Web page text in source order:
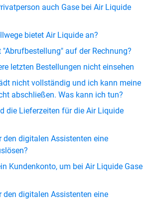
auch Gase bei Air Liquide
bietet Air Liquide an?
"Abrufbestellung" auf der Rechnung?
letzten Bestellungen nicht einsehen
nicht vollständig und ich kann meine
abschließen. Was kann ich tun?
die Lieferzeiten für die Air Liquide
den digitalen Assistenten eine
Kundenkonto, um bei Air Liquide Gase
den digitalen Assistenten eine